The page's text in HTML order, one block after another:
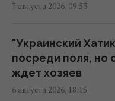
рассказали
дронов
07:46 пятница, 07 августа
7 августа 2026, 09:53
"Украинский
посреди поля, но
ждет хозяев
6 августа 2026, 18:15